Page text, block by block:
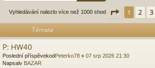
Vyhledávání nalezlo více než 1000 shod Stránka 1z
1 2 3
Témata
P: HW40
Poslední příspěvekodPeterko78 « 07 srp 2026 21:30
Napsalv BAZAR